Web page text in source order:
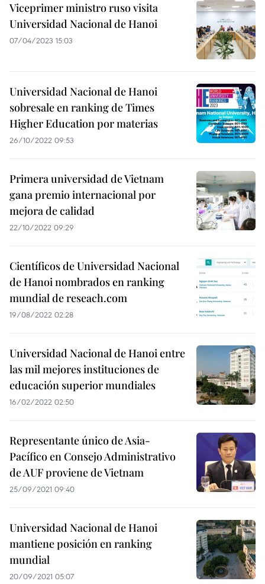
Viceprimer ministro ruso visita
Universidad Nacional de Hanoi
07/04/2023 15:03
Universidad Nacional de Hanoi
sobresale en ranking de Times
Higher Education por materias
26/10/2022 09:53
Primera universidad de Vietnam
gana premio internacional por
mejora de calidad
22/10/2022 09:29
Científicos de Universidad Nacional
de Hanoi nombrados en ranking
mundial de reseach.com
19/08/2022 02:28
Universidad Nacional de Hanoi entre
las mil mejores instituciones de
educación superior mundiales
16/02/2022 02:50
Representante único de Asia-
Pacífico en Consejo Administrativo
de AUF proviene de Vietnam
25/09/2021 09:40
Universidad Nacional de Hanoi
mantiene posición en ranking
mundial
20/09/2021 05:07